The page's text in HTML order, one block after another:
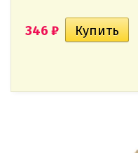
346 ₽